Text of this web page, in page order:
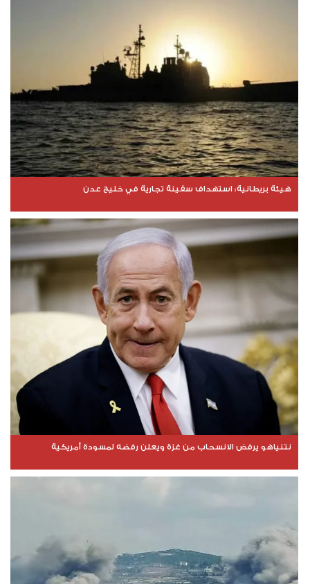
هيئة بريطانية: استهداف سفينة تجارية في خليج عدن
نتنياهو يرفض الانسحاب من غزة ويعلن رفضه لمسودة أمريكية